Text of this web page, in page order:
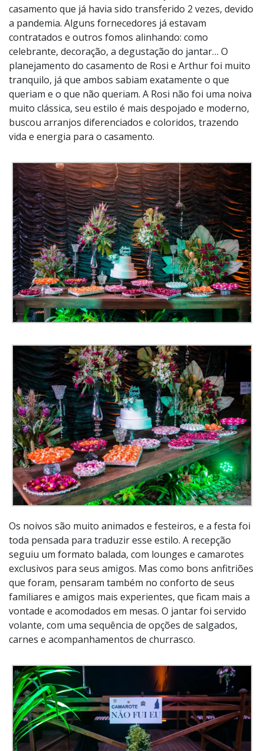
casamento que já havia sido transferido 2 vezes, devido
a pandemia. Alguns fornecedores já estavam
contratados e outros fomos alinhando: como
celebrante, decoração, a degustação do jantar… O
planejamento do casamento de Rosi e Arthur foi muito
tranquilo, já que ambos sabiam exatamente o que
queriam e o que não queriam. A Rosi não foi uma noiva
muito clássica, seu estilo é mais despojado e moderno,
buscou arranjos diferenciados e coloridos, trazendo
vida e energia para o casamento.
Os noivos são muito animados e festeiros, e a festa foi
toda pensada para traduzir esse estilo. A recepção
seguiu um formato balada, com lounges e camarotes
exclusivos para seus amigos. Mas como bons anfitriões
que foram, pensaram também no conforto de seus
familiares e amigos mais experientes, que ficam mais a
vontade e acomodados em mesas. O jantar foi servido
volante, com uma sequência de opções de salgados,
carnes e acompanhamentos de churrasco.